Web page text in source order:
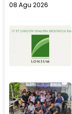
08 Agu 2026